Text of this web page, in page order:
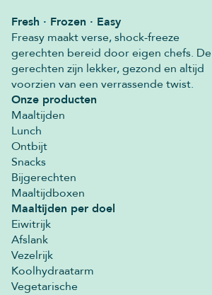
Fresh · Frozen · Easy
Freasy maakt verse, shock-freeze
gerechten bereid door eigen chefs. De
gerechten zijn lekker, gezond en altijd
voorzien van een verrassende twist.
Onze producten
Maaltijden
Lunch
Ontbijt
Snacks
Bijgerechten
Maaltijdboxen
Maaltijden per doel
Eiwitrijk
Afslank
Vezelrijk
Koolhydraatarm
Vegetarische